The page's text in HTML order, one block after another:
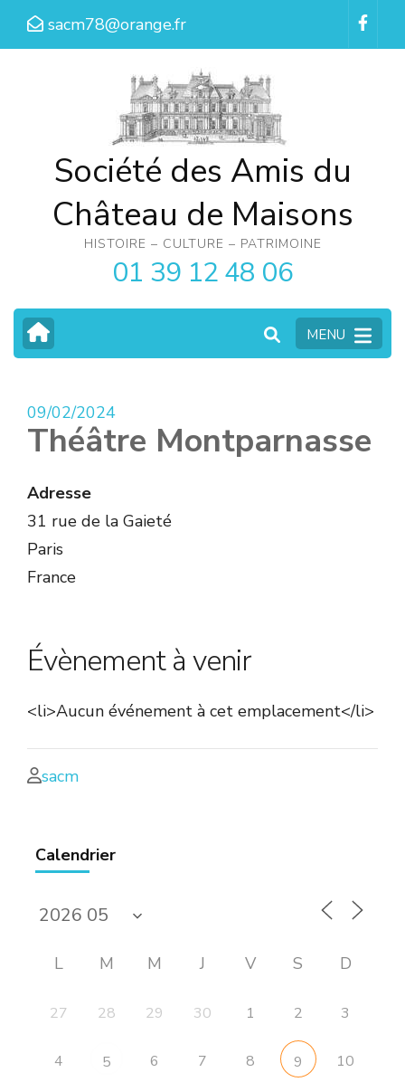
Aller
sacm78@orange.fr
Société des Amis du
Château de Maisons
HISTOIRE – CULTURE – PATRIMOINE
01 39 12 48 06
MENU
09/02/2024
Théâtre Montparnasse
Adresse
31 rue de la Gaieté
Paris
France
Évènement à venir
<li>Aucun événement à cet emplacement</li>
sacm
Calendrier
L M M J V S D
27 28 29 30 1 2 3
4 5 6 7 8 9 10